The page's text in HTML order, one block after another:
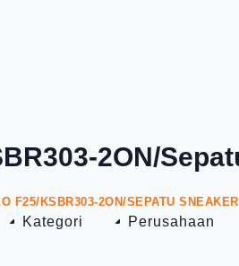
Kategori Perusahaan
2ON/
F25/KSBR303-2ON/SEPATU